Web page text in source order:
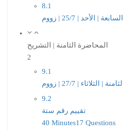
8.1
| الأحد | 25/7 | زووم
المحاضرة الثامنة | التشريح
2
9.1
| الثلاثاء | 27/7 | زووم
9.2
تقييم رقم ستة
40 Minutes17 Questions